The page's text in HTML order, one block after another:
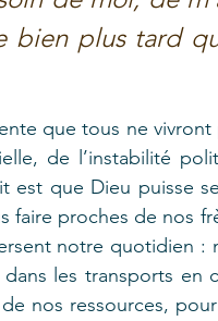
bien plus tard
que tous ne
de l’instabilité
est que Dieu puisse
faire proches de nos
notre quotidien :
dans les transports
nos ressources,